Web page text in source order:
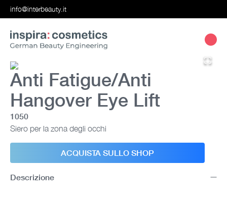
info@interbeauty.it
Anti Fatigue/Anti
Hangover Eye Lift
1050
Siero per la zona degli occhi
ACQUISTA SULLO SHOP
Descrizione